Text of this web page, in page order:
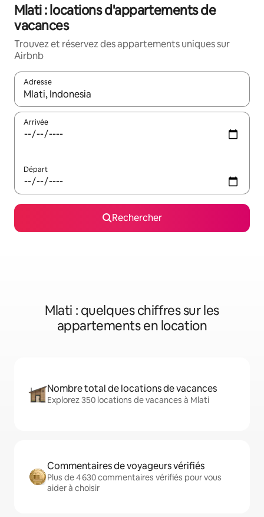
Mlati : locations d'appartements de
vacances
Trouvez et réservez des appartements uniques sur
Airbnb
Adresse
Lorsque les résultats s'affichent, utilisez les flèches vers le
Arrivée
Départ
Rechercher
Mlati : quelques chiffres sur les
appartements en location
Nombre total de locations de vacances
Explorez 350 locations de vacances à Mlati
Commentaires de voyageurs vérifiés
Plus de 4 630 commentaires vérifiés pour vous
aider à choisir